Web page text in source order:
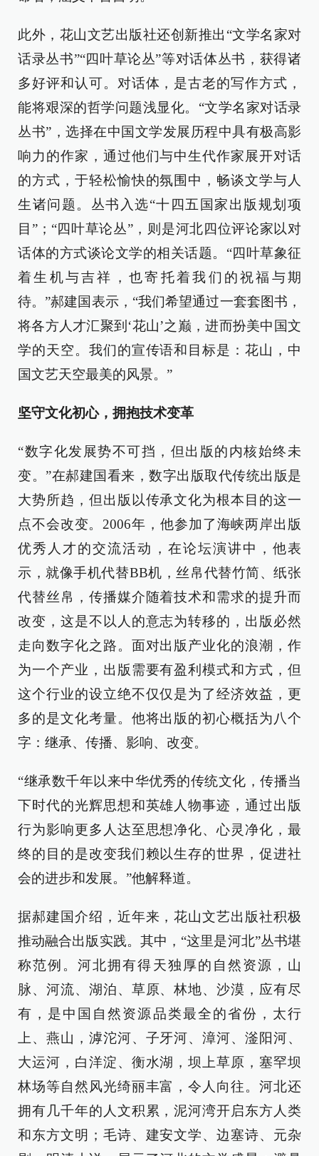
此外，花山文艺出版社还创新推出“文学名家对
话录丛书”“四叶草论丛”等对话体丛书，获得诸
多好评和认可。对话体，是古老的写作方式，
能将艰深的哲学问题浅显化。“文学名家对话录
丛书”，选择在中国文学发展历程中具有极高影
响力的作家，通过他们与中生代作家展开对话
的方式，于轻松愉快的氛围中，畅谈文学与人
生诸问题。丛书入选“十四五国家出版规划项
目”；“四叶草论丛”，则是河北四位评论家以对
话体的方式谈论文学的相关话题。“四叶草象征
着生机与吉祥，也寄托着我们的祝福与期
待。”郝建国表示，“我们希望通过一套套图书，
将各方人才汇聚到‘花山’之巅，进而扮美中国文
学的天空。我们的宣传语和目标是：花山，中
国文艺天空最美的风景。”
坚守文化初心，拥抱技术变革
“数字化发展势不可挡，但出版的内核始终未
变。”在郝建国看来，数字出版取代传统出版是
大势所趋，但出版以传承文化为根本目的这一
点不会改变。2006年，他参加了海峡两岸出版
优秀人才的交流活动，在论坛演讲中，他表
示，就像手机代替BB机，丝帛代替竹简、纸张
代替丝帛，传播媒介随着技术和需求的提升而
改变，这是不以人的意志为转移的，出版必然
走向数字化之路。面对出版产业化的浪潮，作
为一个产业，出版需要有盈利模式和方式，但
这个行业的设立绝不仅仅是为了经济效益，更
多的是文化考量。他将出版的初心概括为八个
字：继承、传播、影响、改变。
“继承数千年以来中华优秀的传统文化，传播当
下时代的光辉思想和英雄人物事迹，通过出版
行为影响更多人达至思想净化、心灵净化，最
终的目的是改变我们赖以生存的世界，促进社
会的进步和发展。”他解释道。
据郝建国介绍，近年来，花山文艺出版社积极
推动融合出版实践。其中，“这里是河北”丛书堪
称范例。河北拥有得天独厚的自然资源，山
脉、河流、湖泊、草原、林地、沙漠，应有尽
有，是中国自然资源品类最全的省份，太行
上、燕山，滹沱河、子牙河、漳河、滏阳河、
大运河，白洋淀、衡水湖，坝上草原，塞罕坝
林场等自然风光绮丽丰富，令人向往。河北还
拥有几千年的人文积累，泥河湾开启东方人类
和东方文明；毛诗、建安文学、边塞诗、元杂